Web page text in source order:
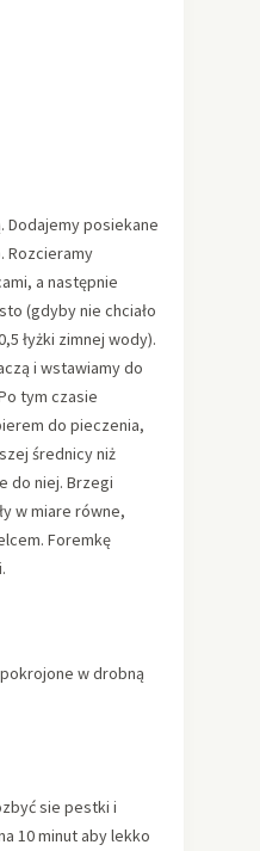
Dodajemy posiekane
Rozcieramy
a następnie
(gdyby nie chciało
łyżki zimnej wody).
i wstawiamy do
tym czasie
do pieczenia,
średnicy niż
do niej. Brzegi
w miare równe,
Foremkę
w drobną
sie pestki i
10 minut aby lekko